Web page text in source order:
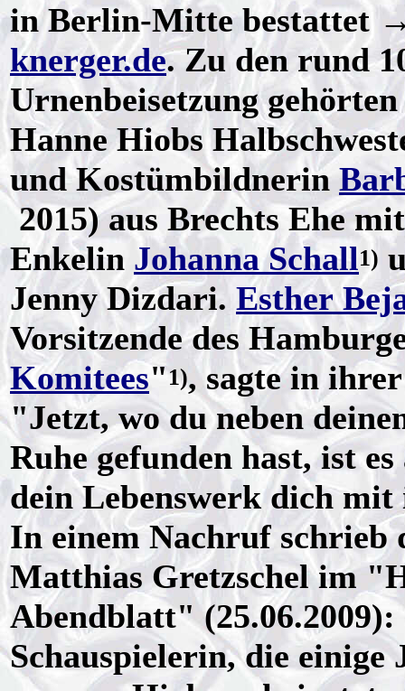
in Berlin-Mitte bestattet
knerger.de. Zu den rund
Urnenbeisetzung
Hanne Hiobs
und Kostümbildnerin
2015) aus Brechts Ehe
Enkelin Johanna Schall1)
Jenny Dizdari. Esther
Vorsitzende des
Komitees"1), sagte in
"Jetzt, wo du neben
Ruhe gefunden hast, ist
dein Lebenswerk dich
In einem Nachruf
Matthias Gretzschel im
Abendblatt"
Schauspielerin, die